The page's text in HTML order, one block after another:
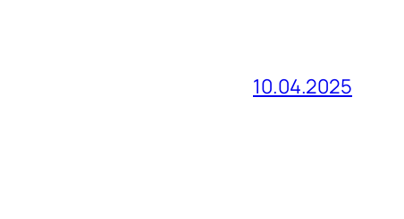
10.04.2025